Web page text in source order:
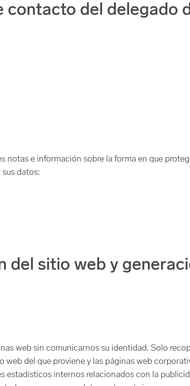
contacto del delegado
notas e información sobre la forma en que
datos:
del sitio web y
web sin comunicarnos su identidad. Solo
web del que proviene y las páginas web
estadísticos internos relacionados con la